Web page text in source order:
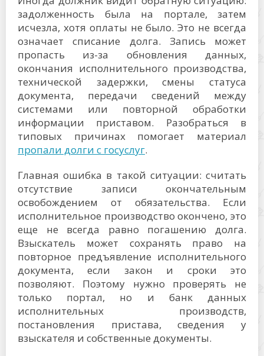
задолженность была на портале, затем
исчезла, хотя оплаты не было. Это не всегда
означает списание долга. Запись может
пропасть из-за обновления данных,
окончания исполнительного производства,
технической задержки, смены статуса
документа, передачи сведений между
системами или повторной обработки
информации приставом. Разобраться в
типовых причинах помогает материал
пропали долги с госуслуг.
Главная ошибка в такой ситуации: считать
отсутствие записи окончательным
освобождением от обязательства. Если
исполнительное производство окончено, это
еще не всегда равно погашению долга.
Взыскатель может сохранять право на
повторное предъявление исполнительного
документа, если закон и сроки это
позволяют. Поэтому нужно проверять не
только портал, но и банк данных
исполнительных производств,
постановления пристава, сведения у
взыскателя и собственные документы.